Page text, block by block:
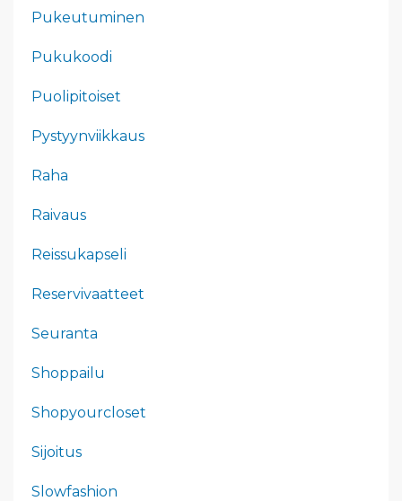
Pukeutuminen
Pukukoodi
Puolipitoiset
Pystyynviikkaus
Raha
Raivaus
Reissukapseli
Reservivaatteet
Seuranta
Shoppailu
Shopyourcloset
Sijoitus
Slowfashion